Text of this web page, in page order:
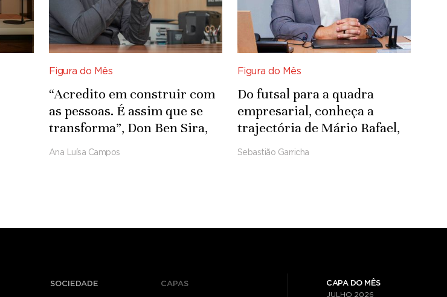
Figura do Mês
“Acredito em construir com
as pessoas. É assim que se
transforma”, Don Ben Sira,
CEO JETA Africa Holding
Ana Luísa Campos
Figura do Mês
Do futsal para a quadra
empresarial, conheça a
trajectória de Mário Rafael,
fundador da Check-in.AO
Sebastião Garricha
SOCIEDADE CAPAS
CAPA DO MÊS
JULHO 2026